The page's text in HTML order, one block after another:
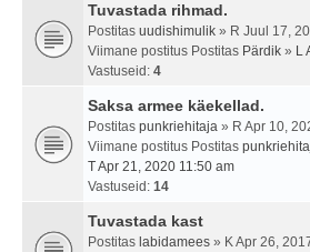
Tuvastada rihmad.
Postitas uudishimulik » R Juul 17,
Viimane postitus Postitas Pärdik » L
Vastuseid: 4
Saksa armee käekellad.
Postitas punkriehitaja » R Apr 10,
Viimane postitus Postitas
T Apr 21, 2020 11:50 am
Vastuseid: 14
Tuvastada kast
Postitas labidamees » K Apr 26,